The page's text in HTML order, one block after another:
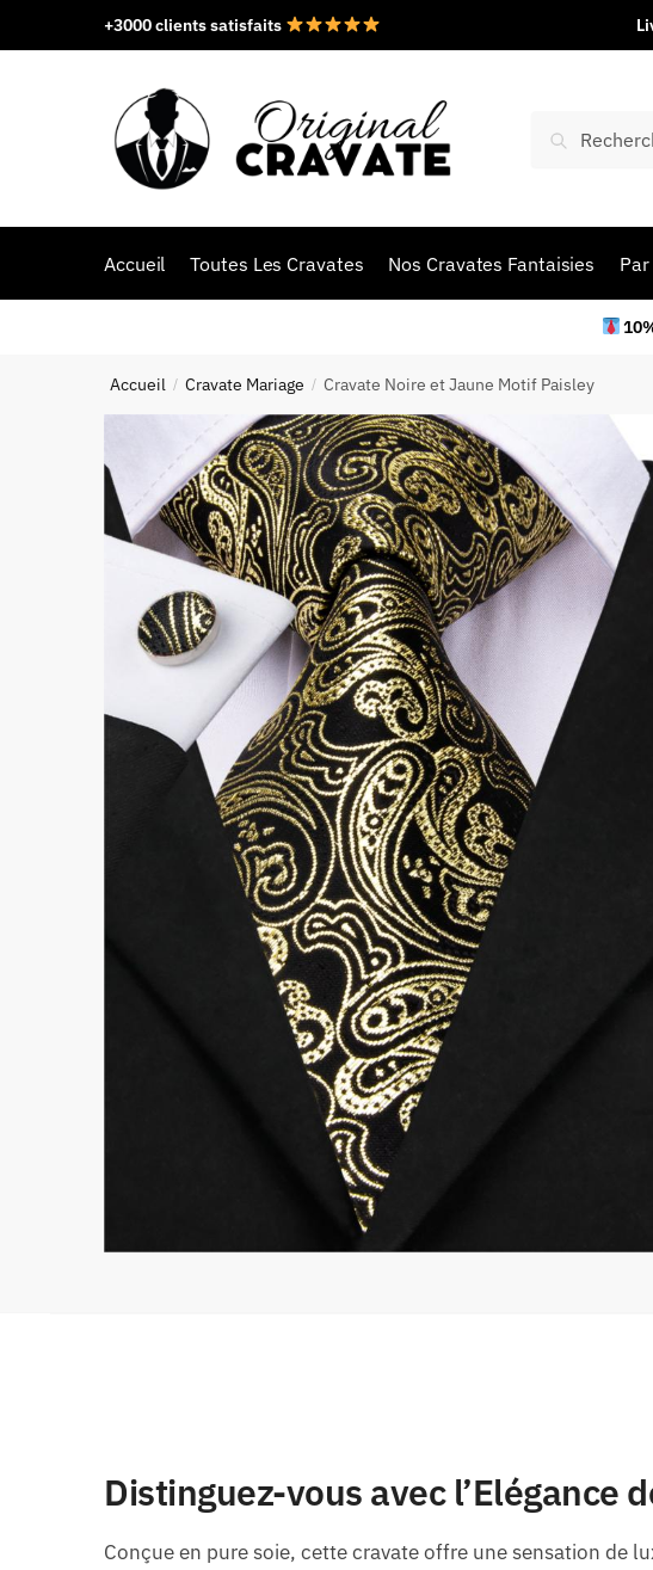
+3000 clients satisfaits
Recherche
Accueil Toutes Les Cravates Nos Cravates Fantaisies
Accueil / Cravate Mariage / Cravate Noire et Jaune Motif Paisley
Distinguez-vous avec l’Elégance
Conçue en pure soie, cette cravate offre une sensation de